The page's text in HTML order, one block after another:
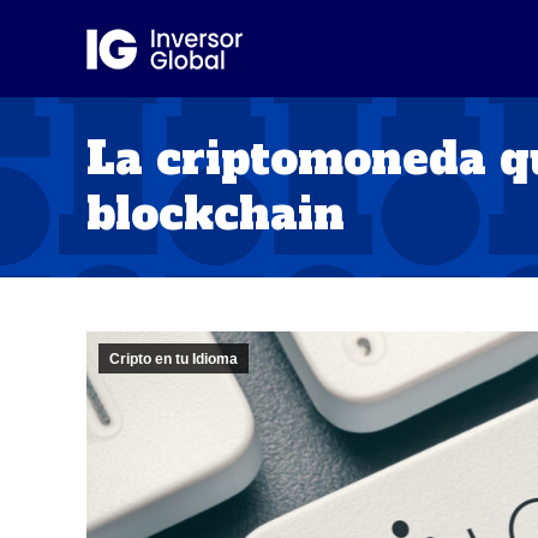
La criptomoneda
blockchain
Cripto en tu Idioma